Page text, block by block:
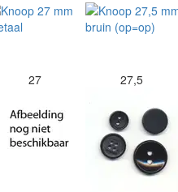
27 27,5